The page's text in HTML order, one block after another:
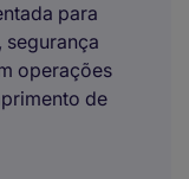
para
segurança
operações
de